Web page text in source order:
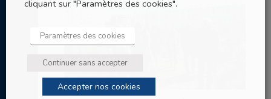
cliquant sur "Paramètres des cookies".
Paramètres des cookies
Continuer sans accepter
Accepter nos cookies